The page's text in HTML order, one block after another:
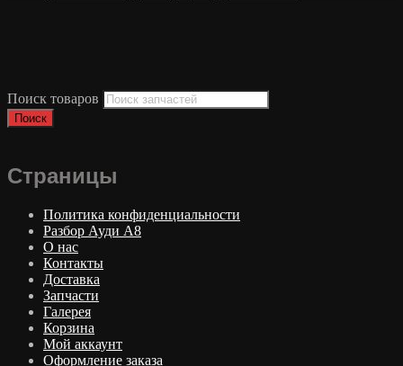
Поиск товаров
Поиск
Страницы
Политика конфиденциальности
Разбор Ауди А8
О нас
Контакты
Доставка
Запчасти
Галерея
Корзина
Мой аккаунт
Оформление заказа